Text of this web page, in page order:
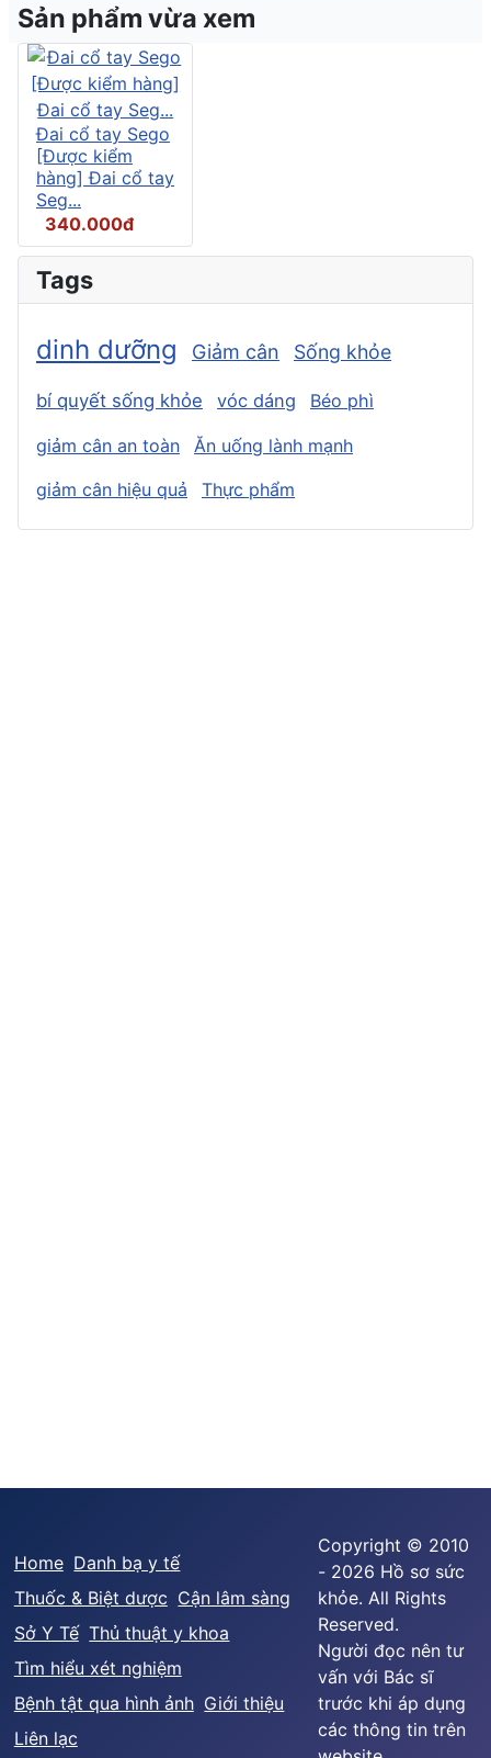
Sản phẩm vừa xem
Đai cổ tay Sego
[Được kiểm
hàng] Đai cổ tay
Seg...
340.000đ
Tags
dinh dưỡng Giảm cân Sống khỏe
bí quyết sống khỏe vóc dáng Béo phì
giảm cân an toàn
Ăn uống lành mạnh
giảm cân hiệu quả
Thực phẩm
Home Danh bạ y tế
Thuốc & Biệt dược Cận lâm sàng
Sở Y Tế Thủ thuật y khoa
Tìm hiểu xét nghiệm
Bệnh tật qua hình ảnh Giới thiệu
Liên lạc
Copyright © 2010
- 2026 Hồ sơ sức
khỏe. All Rights
Reserved.
Người đọc nên tư
vấn với Bác sĩ
trước khi áp dụng
các thông tin trên